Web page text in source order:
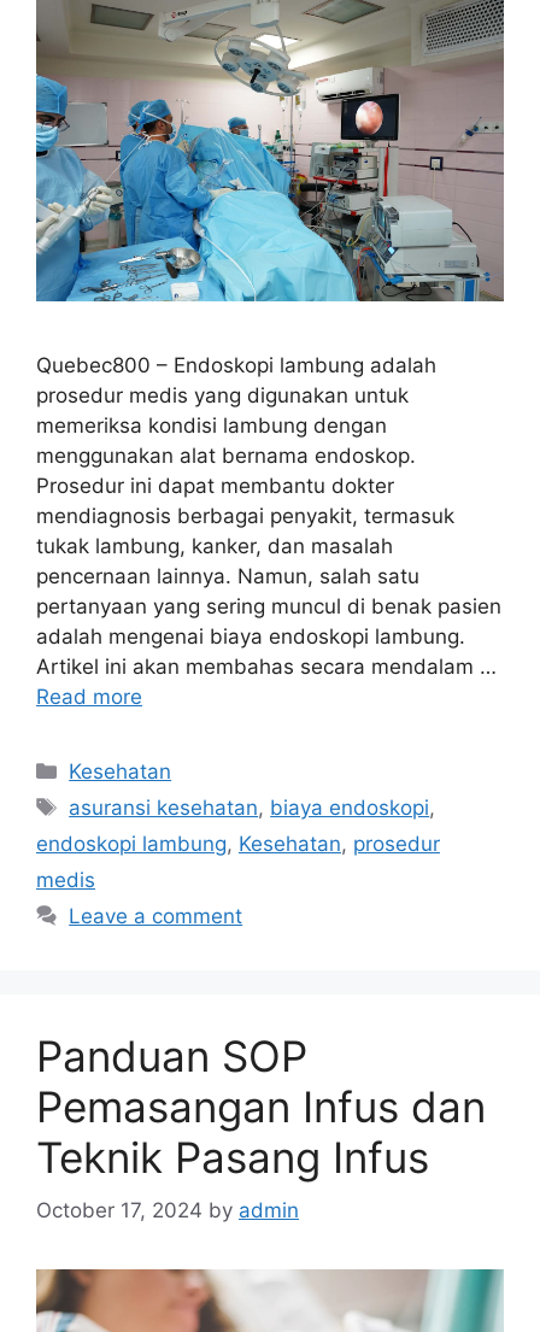
Quebec800 – Endoskopi lambung adalah
prosedur medis yang digunakan untuk
memeriksa kondisi lambung dengan
menggunakan alat bernama endoskop.
Prosedur ini dapat membantu dokter
mendiagnosis berbagai penyakit, termasuk
tukak lambung, kanker, dan masalah
pencernaan lainnya. Namun, salah satu
pertanyaan yang sering muncul di benak pasien
adalah mengenai biaya endoskopi lambung.
Artikel ini akan membahas secara mendalam …
Read more
Categories
Kesehatan
Tags
asuransi kesehatan, biaya endoskopi,
endoskopi lambung, Kesehatan, prosedur
medis
Leave a comment
Panduan SOP
Pemasangan Infus dan
Teknik Pasang Infus
October 17, 2024 by admin